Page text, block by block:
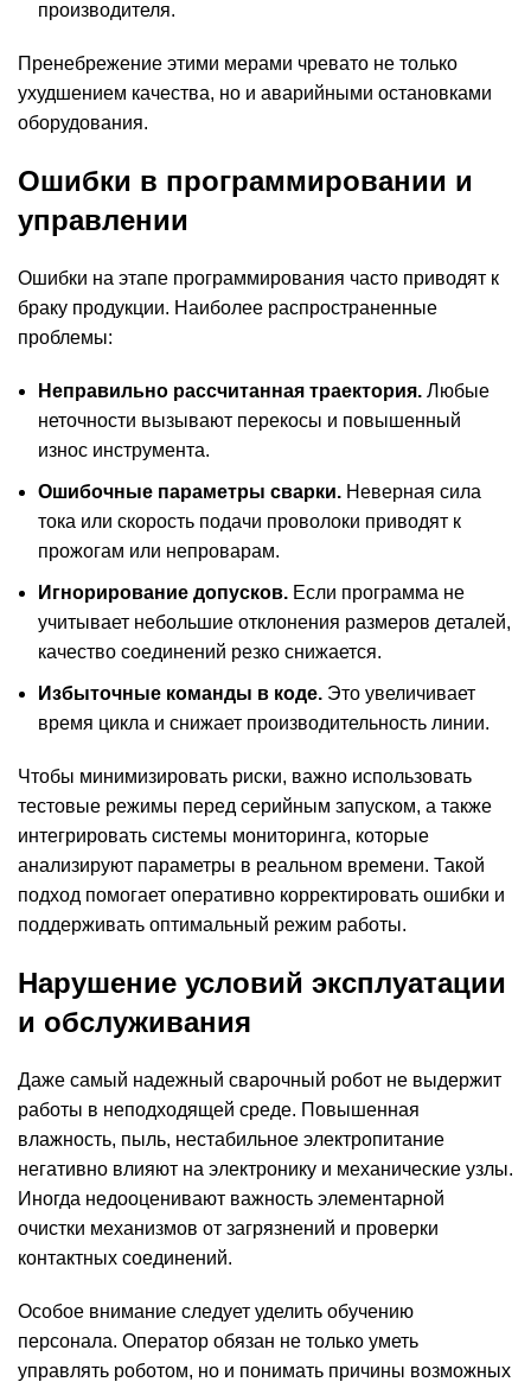
производителя.
Пренебрежение этими мерами чревато не только
ухудшением качества, но и аварийными остановками
оборудования.
Ошибки в программировании и
управлении
Ошибки на этапе программирования часто приводят к
браку продукции. Наиболее распространенные
проблемы:
Неправильно рассчитанная траектория. Любые
неточности вызывают перекосы и повышенный
износ инструмента.
Ошибочные параметры сварки. Неверная сила
тока или скорость подачи проволоки приводят к
прожогам или непроварам.
Игнорирование допусков. Если программа не
учитывает небольшие отклонения размеров деталей,
качество соединений резко снижается.
Избыточные команды в коде. Это увеличивает
время цикла и снижает производительность линии.
Чтобы минимизировать риски, важно использовать
тестовые режимы перед серийным запуском, а также
интегрировать системы мониторинга, которые
анализируют параметры в реальном времени. Такой
подход помогает оперативно корректировать ошибки и
поддерживать оптимальный режим работы.
Нарушение условий эксплуатации
и обслуживания
Даже самый надежный сварочный робот не выдержит
работы в неподходящей среде. Повышенная
влажность, пыль, нестабильное электропитание
негативно влияют на электронику и механические узлы.
Иногда недооценивают важность элементарной
очистки механизмов от загрязнений и проверки
контактных соединений.
Особое внимание следует уделить обучению
персонала. Оператор обязан не только уметь
управлять роботом, но и понимать причины возможных